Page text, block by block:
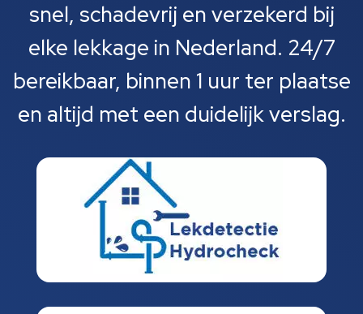
snel, schadevrij en verzekerd bij
elke lekkage in Nederland. 24/7
bereikbaar, binnen 1 uur ter plaatse
en altijd met een duidelijk verslag.